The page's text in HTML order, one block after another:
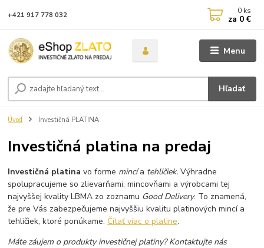
Menu
Hľadať
+421 917 778 032 0 ks
za 0 €
Úvod Investičná PLATINA
Investičná platina na predaj
Investičná platinavo forme mincía tehličiek.Výhradne
spolupracujeme so zlievarňami, mincovňami a výrobcami tej
najvyššej kvality LBMA zo zoznamu Good Delivery. To znamená,
že pre Vás zabezpečujeme najvyššiu kvalitu platinových mincí a
tehličiek, ktoré ponúkame. Čítať viac o platine.
Máte záujem o produkty investičnej platiny?Kontaktujte nás